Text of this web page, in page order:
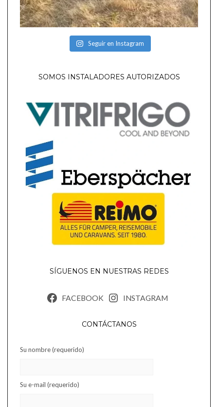
Seguir en Instagram
SOMOS INSTALADORES AUTORIZADOS
SÍGUENOS EN NUESTRAS REDES
FACEBOOK INSTAGRAM
CONTÁCTANOS
Su nombre (requerido)
Su e-mail (requerido)